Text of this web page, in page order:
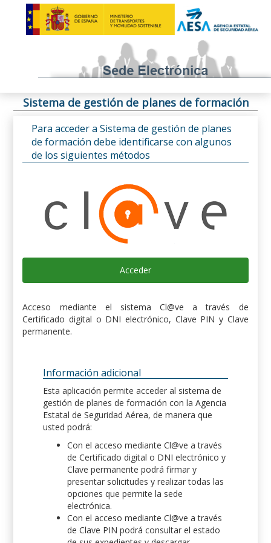
Sistema de gestión de planes de formación
Para acceder a Sistema de gestión de planes
de formación debe identificarse con algunos
de los siguientes métodos
Acceder
Acceso mediante el sistema Cl@ve a través de
Certificado digital o DNI electrónico, Clave PIN y Clave
permanente.
Información adicional
Esta aplicación permite acceder al sistema de
gestión de planes de formación con la Agencia
Estatal de Seguridad Aérea, de manera que
usted podrá:
Con el acceso mediante Cl@ve a través
de Certificado digital o DNI electrónico y
Clave permanente podrá firmar y
presentar solicitudes y realizar todas las
opciones que permite la sede
electrónica.
Con el acceso mediante Cl@ve a través
de Clave PIN podrá consultar el estado